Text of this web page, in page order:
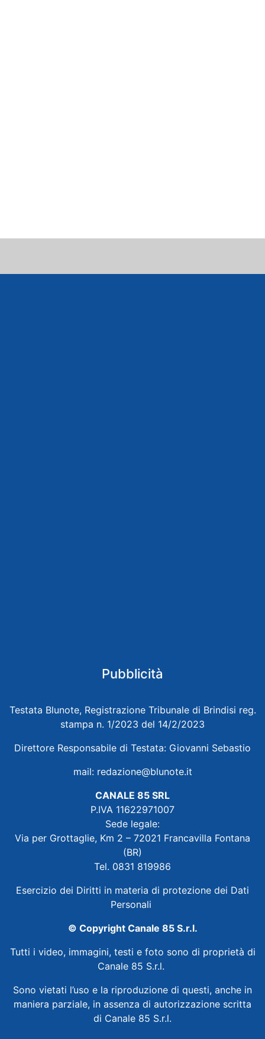
Pubblicità
Testata Blunote, Registrazione Tribunale di Brindisi reg.
stampa n. 1/2023 del 14/2/2023
Direttore Responsabile di Testata: Giovanni Sebastio
mail: redazione@blunote.it
CANALE 85 SRL
P.IVA 11622971007
Sede legale:
Via per Grottaglie, Km 2 – 72021 Francavilla Fontana
(BR)
Tel. 0831 819986
Esercizio dei Diritti in materia di protezione dei Dati
Personali
© Copyright Canale 85 S.r.l.
Tutti i video, immagini, testi e foto sono di proprietà di
Canale 85 S.r.l.
Sono vietati l’uso e la riproduzione di questi, anche in
maniera parziale, in assenza di autorizzazione scritta
di Canale 85 S.r.l.